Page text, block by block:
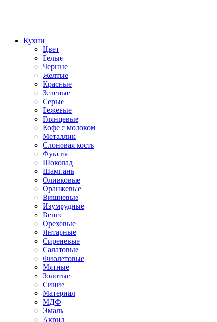
Кухни
Цвет
Белые
Черные
Желтые
Красные
Зеленые
Серые
Бежевые
Глянцевые
Кофе с молоком
Металлик
Слоновая кость
Фуксия
Шоколад
Шампань
Оливковые
Оранжевые
Вишневые
Изумрудные
Венге
Ореховые
Янтарные
Сиреневые
Салатовые
Фиолетовые
Мятные
Золотые
Синие
Материал
МДФ
Эмаль
Акрил